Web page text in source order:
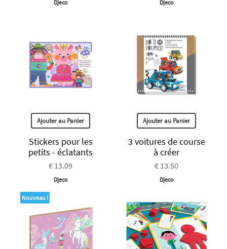
Djeco Djeco
Ajouter au Panier
Stickers pour les
petits - éclatants
€ 13.09
Djeco
Ajouter au Panier
3 voitures de course
à créer
€ 13.50
Djeco
Nouveau !